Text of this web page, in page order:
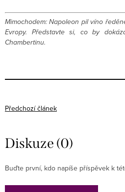
Mimochodem: Napoleon pil víno
Evropy. Představte si, co by
Chambertinu.
Předchozí článek
Diskuze (0)
Buďte první, kdo napíše příspěvek k